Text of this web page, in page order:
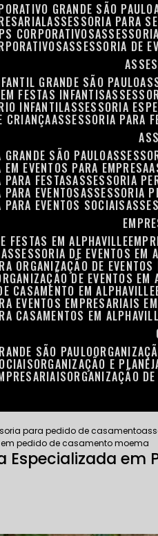
GRANDE SÃO PAULO
ASSESSORIA PARA
CORPORATIVOS
ASSESSORIA DE
GRANDE SÃO PAULO
FESTAS INFANTIS
INFANTIL ASSESSORIA
CRIANÇA ASSESSORIA PARA
GRANDE SÃO PAULO
EM EVENTOS PARA EMPRESA
PARA FESTAS ASSESSORIA
PARA EVENTOS ASSESSORIA
PARA EVENTOS SOCIAIS
FESTAS EM ALPHAVILLE
DE EVENTOS EM
ORGANIZAÇÃO DE
DE EVENTOS EM
CASAMENTO EM ALPHAVILLE
EVENTOS EMPRESARIAIS
CASAMENTOS EM
SÃO PAULO
ORGANIZAÇÃO E
ORGANIZAÇÃO
para pedido de casamento
pedido de casamento moema
Especializada em